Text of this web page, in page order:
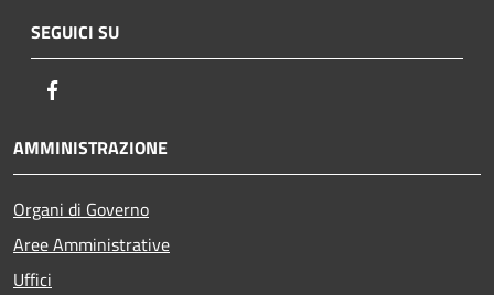
SEGUICI SU
AMMINISTRAZIONE
Organi di Governo
Aree Amministrative
Uffici